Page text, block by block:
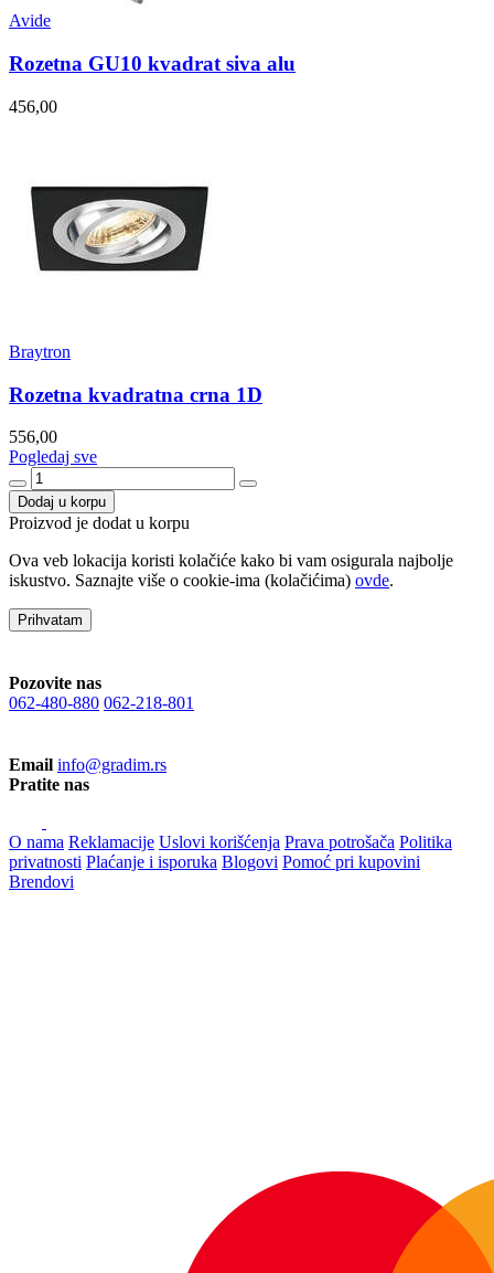
Avide
Rozetna GU10 kvadrat siva alu
456,00
Braytron
Rozetna kvadratna crna 1D
556,00
Pogledaj sve
Dodaj u korpu
Proizvod je dodat u korpu
Ova veb lokacija koristi kolačiće kako bi vam osigurala najbolje
iskustvo. Saznajte više o cookie-ima (kolačićima) ovde.
Prihvatam
Pozovite nas
062-480-880 062-218-801
Email info@gradim.rs
Pratite nas
O nama Reklamacije Uslovi korišćenja Prava potrošača Politika
privatnosti Plaćanje i isporuka Blogovi Pomoć pri kupovini
Brendovi